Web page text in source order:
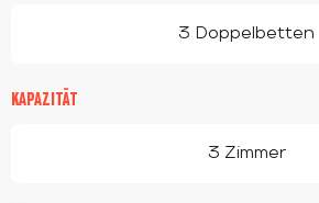
3 Doppelbetten
KAPAZITÄT
3 Zimmer